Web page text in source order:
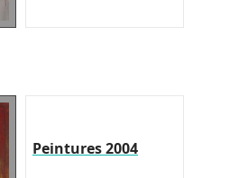
Peintures 2004